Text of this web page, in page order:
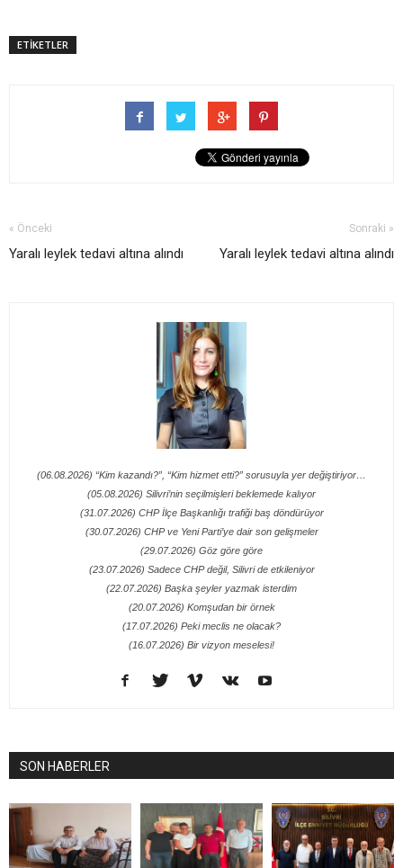
ETİKETLER
« Önceki
Yaralı leylek tedavi altına alındı
Sonraki »
Yaralı leylek tedavi altına alındı
(06.08.2026) “Kim kazandı?”, “Kim hizmet etti?” sorusuyla yer değiştiriyor…
(05.08.2026) Silivri’nin seçilmişleri beklemede kalıyor
(31.07.2026) CHP İlçe Başkanlığı trafiği baş döndürüyor
(30.07.2026) CHP ve Yeni Parti’ye dair son gelişmeler
(29.07.2026) Göz göre göre
(23.07.2026) Sadece CHP değil, Silivri de etkileniyor
(22.07.2026) Başka şeyler yazmak isterdim
(20.07.2026) Komşudan bir örnek
(17.07.2026) Peki meclis ne olacak?
(16.07.2026) Bir vizyon meselesi!
SON HABERLER